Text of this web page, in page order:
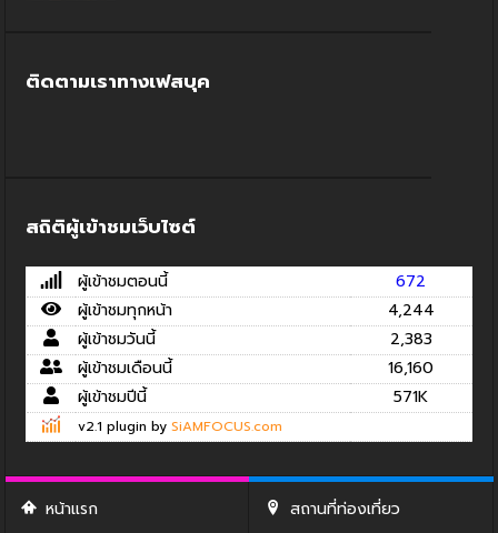
ติดตามเราทางเฟสบุค
สถิติผู้เข้าชมเว็บไซต์
ผู้เข้าชมตอนนี้
672
ผู้เข้าชมทุกหน้า
4,244
ผู้เข้าชมวันนี้
2,383
ผู้เข้าชมเดือนนี้
16,160
ผู้เข้าชมปีนี้
571K
v2.1 plugin by SiAMFOCUS.com
หน้าแรก สถานที่ท่องเที่ยว